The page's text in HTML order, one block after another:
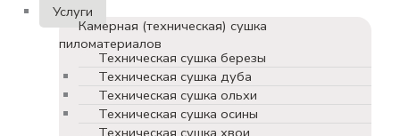
Услуги
Камерная (техническая) сушка
пиломатериалов
Техническая сушка березы
Техническая сушка дуба
Техническая сушка ольхи
Техническая сушка осины
Техническая сушка хвои